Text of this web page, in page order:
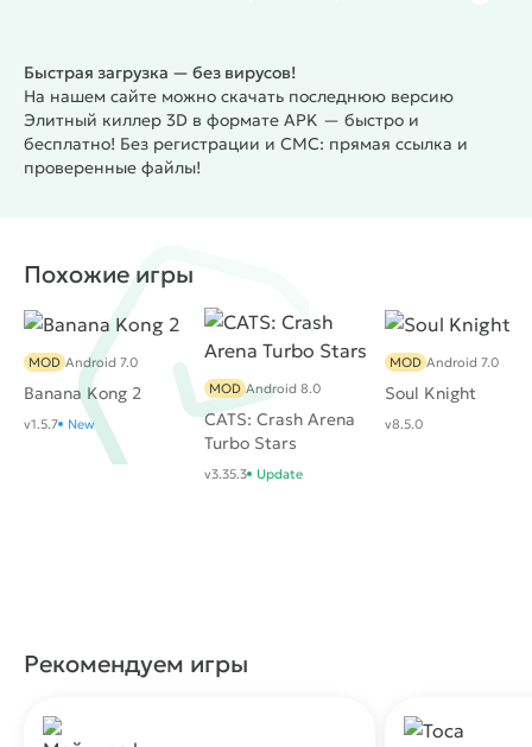
Быстрая загрузка — без вирусов!
На нашем сайте можно скачать последнюю версию
Элитный киллер 3D в формате APK — быстро и
бесплатно! Без регистрации и СМС: прямая ссылка и
проверенные файлы!
Похожие игры
Banana Kong 2
MOD Android 7.0
v1.5.7 New
CATS: Crash Arena
Turbo Stars
MOD Android 8.0
v3.35.3 Update
Soul Knight
MOD Android 7.0
v8.5.0
Рекомендуем игры